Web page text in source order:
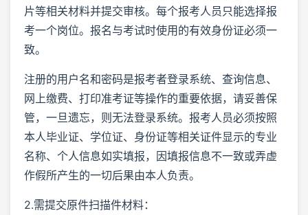
片等相关材料并提交审核。每个报考人员只能选择报
考一个岗位。报名与考试时使用的有效身份证必须一
致。
注册的用户名和密码是报考者登录系统、查询信息、
网上缴费、打印准考证等操作的重要依据，请妥善保
管，一旦遗忘，则无法登录系统。报考人员必须按照
本人毕业证、学位证、身份证等相关证件显示的专业
名称、个人信息如实填报，因填报信息不一致或弄虚
作假所产生的一切后果由本人负责。
2.需提交原件扫描件材料：